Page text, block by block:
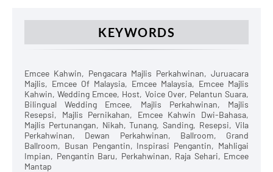
KEYWORDS
Emcee Kahwin, Pengacara Majlis Perkahwinan, Juruacara
Majlis, Emcee Of Malaysia, Emcee Malaysia, Emcee Majlis
Kahwin, Wedding Emcee, Host, Voice Over, Pelantun Suara,
Bilingual Wedding Emcee, Majlis Perkahwinan, Majlis
Resepsi, Majlis Pernikahan, Emcee Kahwin Dwi-Bahasa,
Majlis Pertunangan, Nikah, Tunang, Sanding, Resepsi, Vila
Perkahwinan, Dewan Perkahwinan, Ballroom, Grand
Ballroom, Busan Pengantin, Inspirasi Pengantin, Mahligai
Impian, Pengantin Baru, Perkahwinan, Raja Sehari, Emcee
Mantap